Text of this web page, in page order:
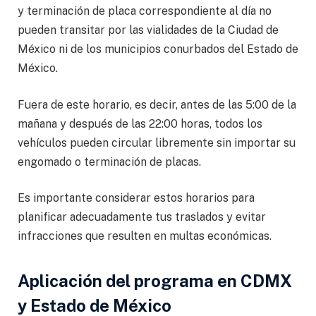
y terminación de placa correspondiente al día no
pueden transitar por las vialidades de la Ciudad de
México ni de los municipios conurbados del Estado de
México.
Fuera de este horario, es decir, antes de las 5:00 de la
mañana y después de las 22:00 horas, todos los
vehículos pueden circular libremente sin importar su
engomado o terminación de placas.
Es importante considerar estos horarios para
planificar adecuadamente tus traslados y evitar
infracciones que resulten en multas económicas.
Aplicación del programa en CDMX
y Estado de México